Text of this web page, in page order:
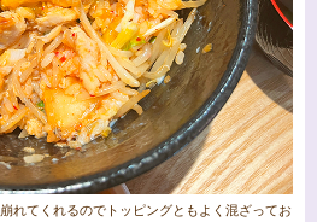
れてくれるのでトッピングともよく混ざってお